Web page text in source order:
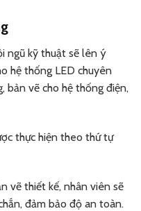
ngũ kỹ thuật sẽ lên ý
hệ thống LED chuyên
bản vẽ cho hệ thống điện,
thực hiện theo thứ tự
vẽ thiết kế, nhân viên sẽ
đảm bảo độ an toàn.